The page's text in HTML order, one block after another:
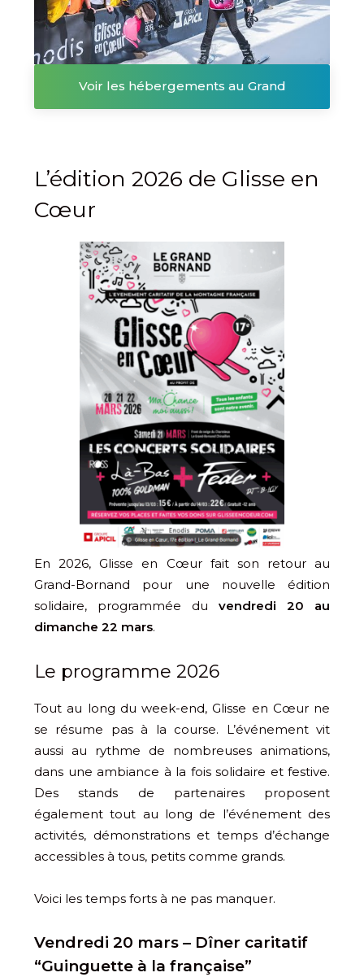
Voir les hébergements au Grand
L’édition 2026 de Glisse en
Cœur
En 2026, Glisse en Cœur fait son retour au
Grand-Bornand pour une nouvelle édition
solidaire, programmée du vendredi 20 au
dimanche 22 mars.
Le programme 2026
Tout au long du week-end, Glisse en Cœur ne
se résume pas à la course. L’événement vit
aussi au rythme de nombreuses animations,
dans une ambiance à la fois solidaire et festive.
Des stands de partenaires proposent
également tout au long de l’événement des
activités, démonstrations et temps d’échange
accessibles à tous, petits comme grands.
Voici les temps forts à ne pas manquer.
Vendredi 20 mars – Dîner caritatif
“Guinguette à la française”